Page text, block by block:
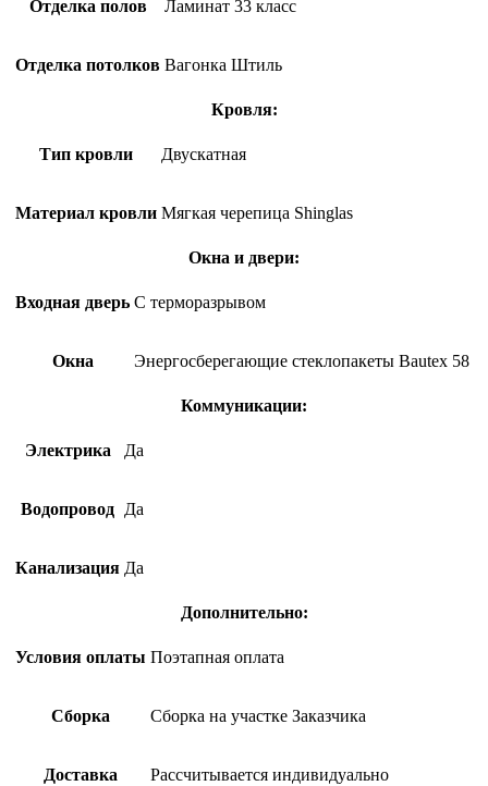
Отделка полов Ламинат 33 класс
Отделка потолков Вагонка Штиль
Кровля:
Тип кровли Двускатная
Материал кровли Мягкая черепица Shinglas
Окна и двери:
Входная дверь С терморазрывом
Окна Энергосберегающие стеклопакеты Bautex 58
Коммуникации:
Электрика Да
Водопровод Да
Канализация Да
Дополнительно:
Условия оплаты Поэтапная оплата
Сборка Сборка на участке Заказчика
Доставка Рассчитывается индивидуально